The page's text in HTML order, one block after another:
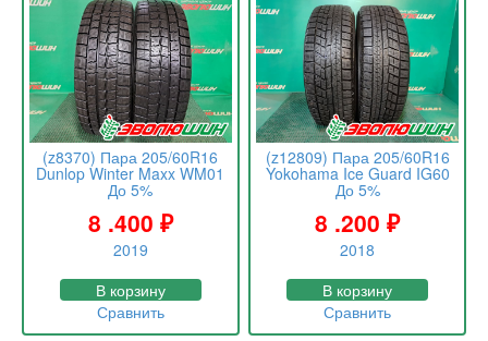
(z8370) Пара 205/60R16
Dunlop Winter Maxx WM01
До 5%
8 .400 ₽
2019
В корзину
Сравнить
(z12809) Пара 205/60R16
Yokohama Ice Guard IG60
До 5%
8 .200₽
2018
В корзину
Сравнить